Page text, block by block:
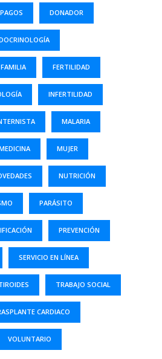
DONADOR
FAMILIA FERTILIDAD
INFERTILIDAD
MALARIA
MUJER
NUTRICIÓN
PARÁSITO
PREVENCIÓN
SERVICIO EN LÍNEA
TRABAJO SOCIAL
CARDIACO
VOLUNTARIO